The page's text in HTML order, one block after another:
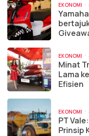
EKONOMI
EKONOMI
Minat
Lama
Efisien
EKONOMI
PT
Prinsip